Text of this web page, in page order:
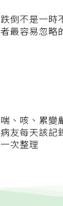
跌倒不是一時
者最容易忽略
喘、咳、累變
病友每天該記
一次整理